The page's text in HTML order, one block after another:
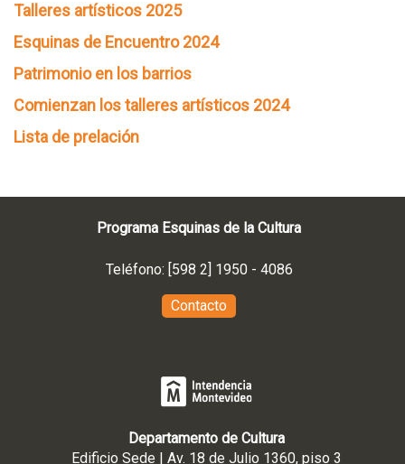
Talleres artísticos 2025
Esquinas de Encuentro 2024
Patrimonio en los barrios
Comienzan los talleres artísticos 2024
Lista de prelación
Programa Esquinas de la Cultura
Teléfono: [598 2] 1950 - 4086
Contacto
Departamento de Cultura
Edificio Sede | Av. 18 de Julio 1360, piso 3